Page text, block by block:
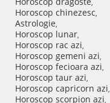
,
Horoscop chinezesc,
Astrologie,
Horoscop lunar,
Horoscop rac azi,
Horoscop gemeni azi,
Horoscop fecioara azi,
Horoscop taur azi,
Horoscop capricorn azi,
Horoscop scorpion azi,